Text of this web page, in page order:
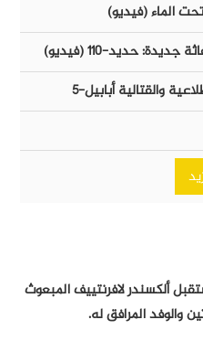
الماء (فيديو)
حديد-١١٠ (فيديو)
والقتالية أبابيل-٥
ألكسندر لافرنتييف المبعوث
والوفد المرافق له.